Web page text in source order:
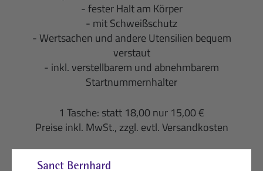
- fester Halt am Körper
- mit Schweißschutz
- Wertsachen und andere Utensilien bequem
verstaut
- inkl. verstellbarem und abnehmbarem
Startnummernhalter
1 Tasche: statt 18,00 nur 15,00 €
Preise inkl. MwSt., zzgl. evtl. Versandkosten